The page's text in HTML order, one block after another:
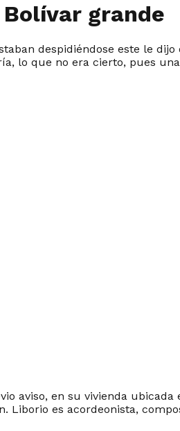
grande
despidiéndose este le
lo que no era cierto, pues
aviso, en su vivienda ubicada
Liborio es acordeonista,